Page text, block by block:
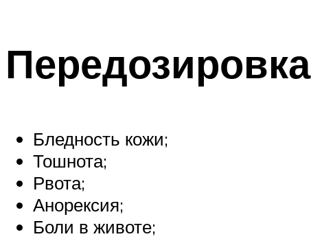
Передозировка
Бледность кожи;
Тошнота;
Рвота;
Анорексия;
Боли в животе;